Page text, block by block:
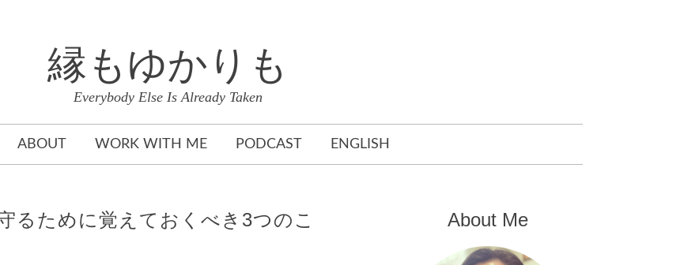
縁もゆかりも
Everybody Else Is Already Taken
ABOUT WORK WITH ME PODCAST ENGLISH
るために覚えておくべき3つのこ
About Me